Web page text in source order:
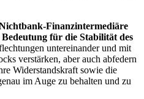
Finanzintermediäre
für die Stabilität des
untereinander und mit
verstärken, aber auch abfedern
Widerstandskraft sowie die
im Auge zu behalten und zu